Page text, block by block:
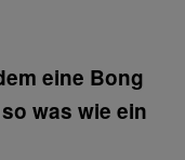
eine Bong
was wie ein